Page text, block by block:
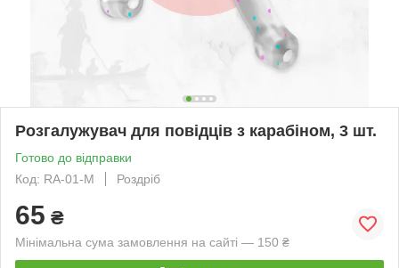
Розгалужувач для повідців з карабіном, 3 шт.
Готово до відправки
Код: RA-01-M
Роздріб
65 ₴
Мінімальна сума замовлення на сайті — 150 ₴